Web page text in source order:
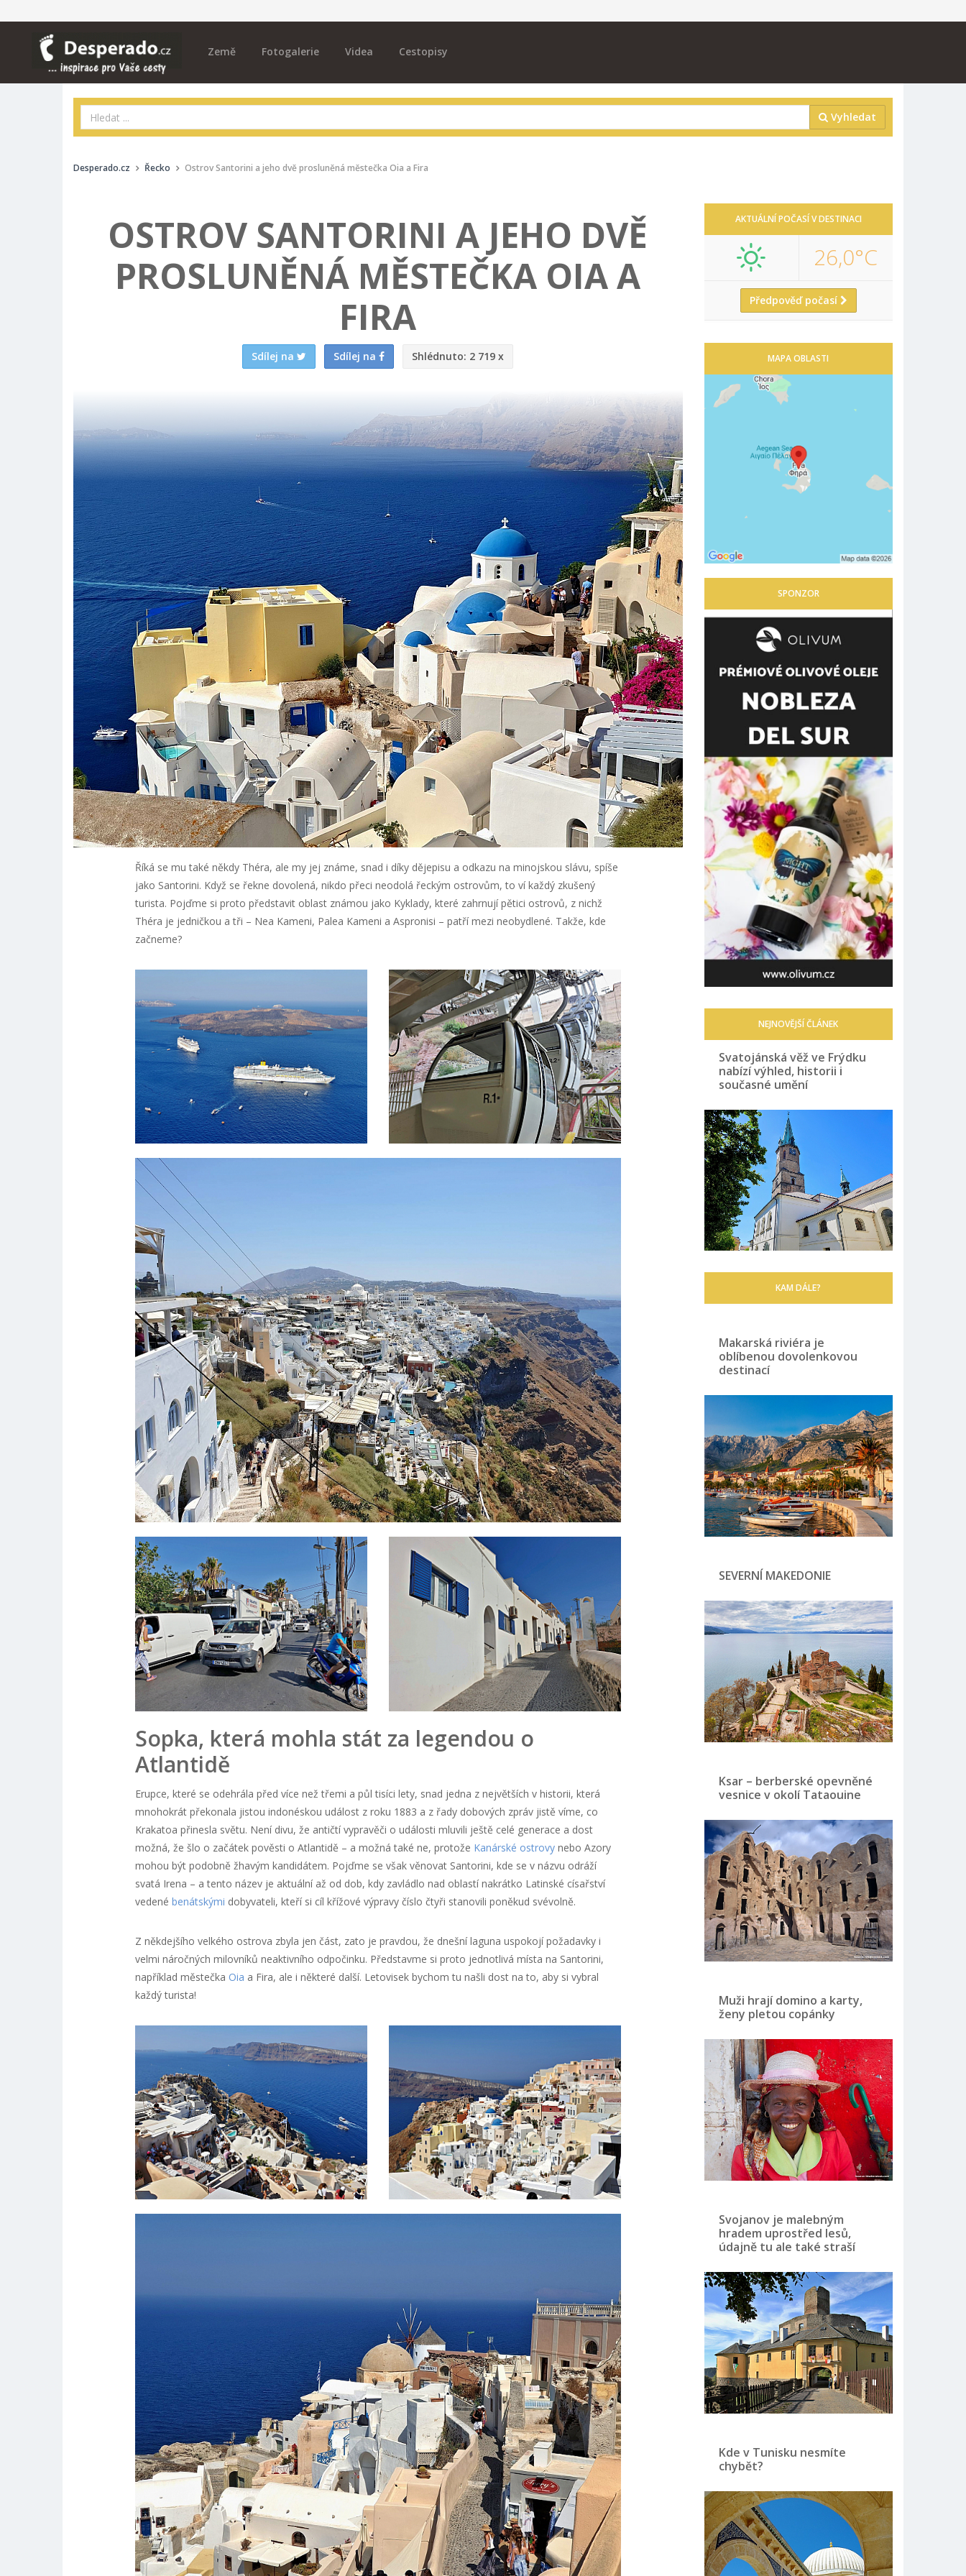
Země Fotogalerie Videa Cestopisy
Vyhledat
Desperado.cz Řecko Ostrov Santorini a jeho dvě prosluněná městečka Oia a Fira
OSTROV SANTORINI A JEHO DVĚ
PROSLUNĚNÁ MĚSTEČKA OIA A
FIRA
Sdílej na Sdílej na Shlédnuto: 2 719 x
Říká se mu také někdy Théra, ale my jej známe, snad i díky dějepisu a odkazu na minojskou slávu, spíše
jako Santorini. Když se řekne dovolená, nikdo přeci neodolá řeckým ostrovům, to ví každý zkušený
turista. Pojďme si proto představit oblast známou jako Kyklady, které zahrnují pětici ostrovů, z nichž
Théra je jedničkou a tři – Nea Kameni, Palea Kameni a Aspronisi – patří mezi neobydlené. Takže, kde
začneme?
Sopka, která mohla stát za legendou o
Atlantidě
Erupce, které se odehrála před více než třemi a půl tisíci lety, snad jedna z největších v historii, která
mnohokrát překonala jistou indonéskou událost z roku 1883 a z řady dobových zpráv jistě víme, co
Krakatoa přinesla světu. Není divu, že antičtí vypravěči o události mluvili ještě celé generace a dost
možná, že šlo o začátek pověsti o Atlantidě – a možná také ne, protože Kanárské ostrovynebo Azory
mohou být podobně žhavým kandidátem. Pojďme se však věnovat Santorini, kde se v názvu odráží
svatá Irena – a tento název je aktuální až od dob, kdy zavládlo nad oblastí nakrátko Latinské císařství
vedené benátskými dobyvateli, kteří si cíl křížové výpravy číslo čtyři stanovili poněkud svévolně.
Z někdejšího velkého ostrova zbyla jen část, zato je pravdou, že dnešní laguna uspokojí požadavky i
velmi náročných milovníků neaktivního odpočinku. Představme si proto jednotlivá místa na Santorini,
například městečka Oia a Fira, ale i některé další. Letovisek bychom tu našli dost na to, aby si vybral
každý turista!
AKTUÁLNÍ POČASÍ V DESTINACI
26,0°C
Předpověď počasí
MAPA OBLASTI
SPONZOR
NEJNOVĚJŠÍ ČLÁNEK
Svatojánská věž ve Frýdku
nabízí výhled, historii i
současné umění
KAM DÁLE?
Makarská riviéra je
oblíbenou dovolenkovou
destinací
SEVERNÍ MAKEDONIE
Ksar – berberské opevněné
vesnice v okolí Tataouine
Muži hrají domino a karty,
ženy pletou copánky
Svojanov je malebným
hradem uprostřed lesů,
údajně tu ale také straší
Kde v Tunisku nesmíte
chybět?